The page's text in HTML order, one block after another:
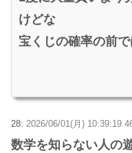
けどな
宝くじの確率の前
28: 2026/06/01(月)
数学を知らない人の